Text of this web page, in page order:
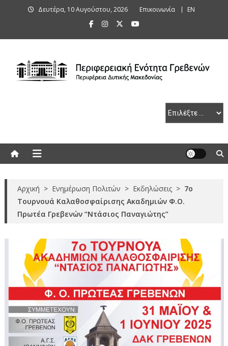
Δευτέρα, 10 Αυγούστου, 2026 Επικοινωνία ΕΝ
Αρχική > Ενημέρωση Πολιτών > Εκδηλώσεις > 7ο
Τουρνουά Καλαθοσφαίρισης Ακαδημιών Φ.Ο.
Πρωτέα Γρεβενών “Ντάσιος Παναγιώτης”